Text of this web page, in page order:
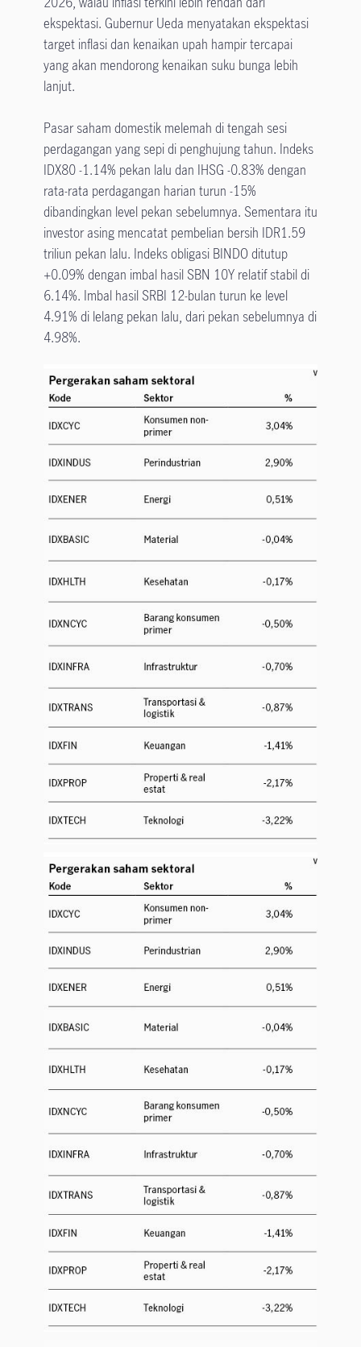
ekspektasi. Gubernur Ueda menyatakan ekspektasi
target inflasi dan kenaikan upah hampir tercapai
yang akan mendorong kenaikan suku bunga lebih
lanjut.
Pasar saham domestik melemah di tengah sesi
perdagangan yang sepi di penghujung tahun. Indeks
IDX80 -1.14% pekan lalu dan IHSG -0.83% dengan
rata-rata perdagangan harian turun -15%
dibandingkan level pekan sebelumnya. Sementara itu
investor asing mencatat pembelian bersih IDR1.59
triliun pekan lalu. Indeks obligasi BINDO ditutup
+0.09% dengan imbal hasil SBN 10Y relatif stabil di
6.14%. Imbal hasil SRBI 12-bulan turun ke level
4.91% di lelang pekan lalu, dari pekan sebelumnya di
4.98%.